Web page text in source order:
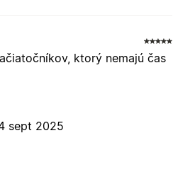
ktorý nemajú čas
sept 2025